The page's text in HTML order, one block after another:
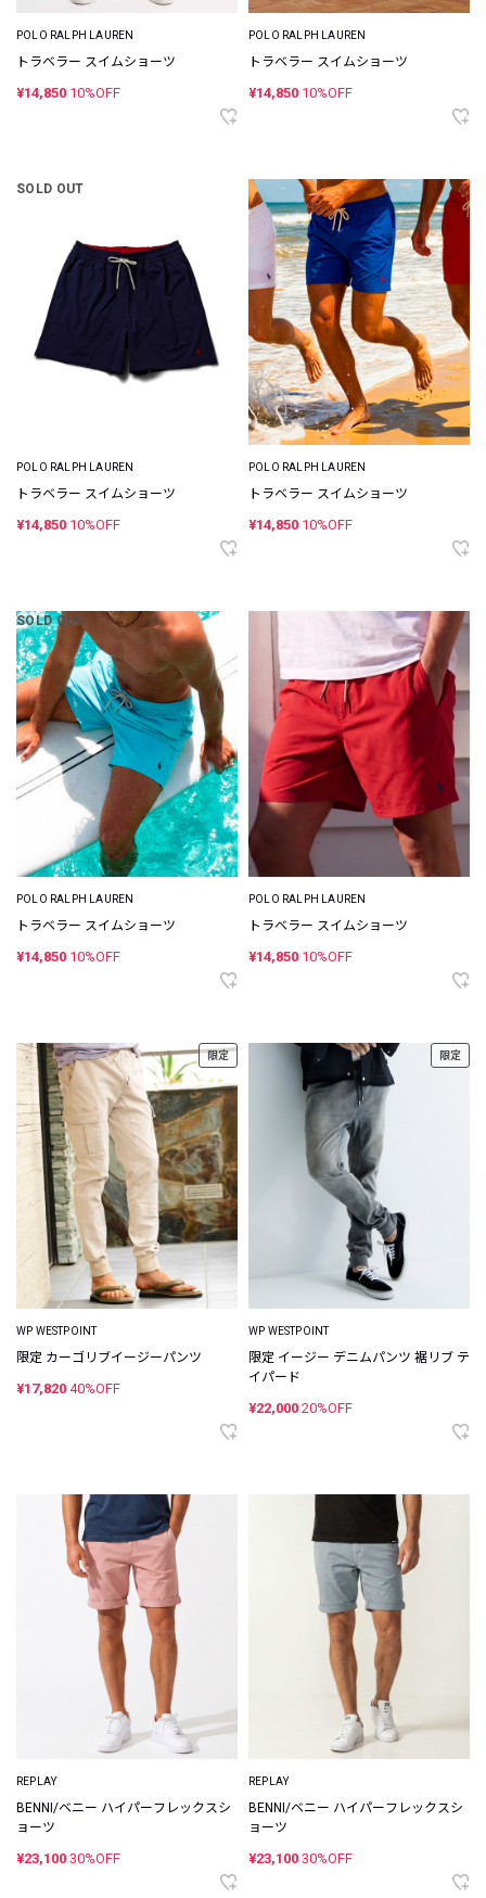
POLO RALPH LAUREN
トラベラー スイムショーツ
¥14,850 10%OFF
POLO RALPH LAUREN
トラベラー スイムショーツ
¥14,850 10%OFF
SOLD OUT
POLO RALPH LAUREN
トラベラー スイムショーツ
¥14,850 10%OFF
POLO RALPH LAUREN
トラベラー スイムショーツ
¥14,850 10%OFF
SOLD OUT
POLO RALPH LAUREN
トラベラー スイムショーツ
¥14,850 10%OFF
POLO RALPH LAUREN
トラベラー スイムショーツ
¥14,850 10%OFF
限定
WP WESTPOINT
限定 カーゴリブイージーパンツ
¥17,820 40%OFF
限定
WP WESTPOINT
限定 イージー デニムパンツ 裾リブ テ
イパード
¥22,000 20%OFF
REPLAY
BENNI/ベニー ハイパーフレックスシ
ョーツ
¥23,100 30%OFF
REPLAY
BENNI/ベニー ハイパーフレックスシ
ョーツ
¥23,100 30%OFF